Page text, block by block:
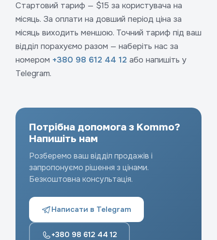
Стартовий тариф — $15 за користувача на
місяць. За оплати на довший період ціна за
місяць виходить меншою. Точний тариф під ваш
відділ порахуємо разом — наберіть нас за
номером +380 98 612 44 12 або напишіть у
Telegram.
Потрібна допомога з Kommo?
Напишіть нам
Розберемо ваш відділ продажів і
запропонуємо рішення з цінами.
Безкоштовна консультація.
Написати в Telegram
+380 98 612 44 12